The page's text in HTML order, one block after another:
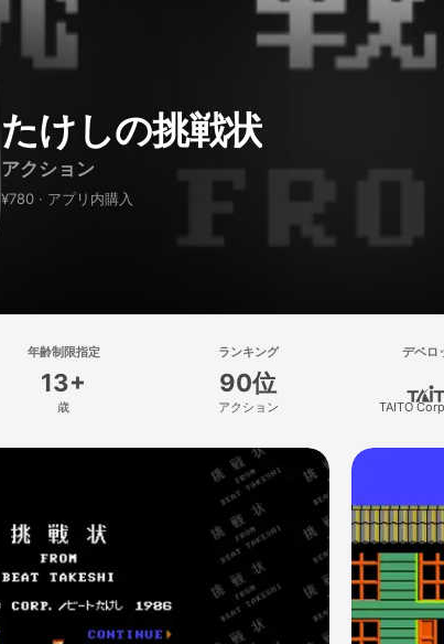
たけしの挑戦状
アクション
¥780 · アプリ内購入
年齢制限指定
13+
歳
ランキング
90位
アクション
デベロ
TAITO